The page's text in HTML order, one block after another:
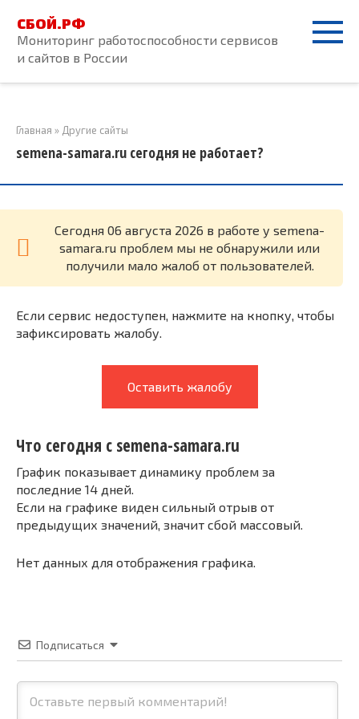
контенту
СБОЙ.РФ
Мониторинг работоспособности сервисов
и сайтов в России
Главная » Другие сайты
semena-samara.ru сегодня не работает?
Cегодня 06 августа 2026 в работе у semena-
samara.ru проблем мы не обнаружили или
получили мало жалоб от пользователей.
Если сервис недоступен, нажмите на кнопку, чтобы
зафиксировать жалобу.
Оставить жалобу
Что сегодня с semena-samara.ru
График показывает динамику проблем за
последние 14 дней.
Если на графике виден сильный отрыв от
предыдущих значений, значит сбой массовый.
Нет данных для отображения графика.
Подписаться